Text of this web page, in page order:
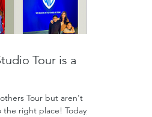
Tour is a
Tour but aren't
right place! Today,